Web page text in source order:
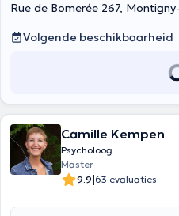
Rue de Bomerée 267,
Volgende beschikbaarheid
Camille Kempen
Psycholoog
Master
9.9|63 evaluaties